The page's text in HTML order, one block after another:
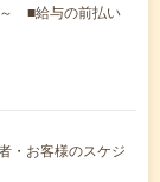
■給与の前払い
・お客様のスケジ